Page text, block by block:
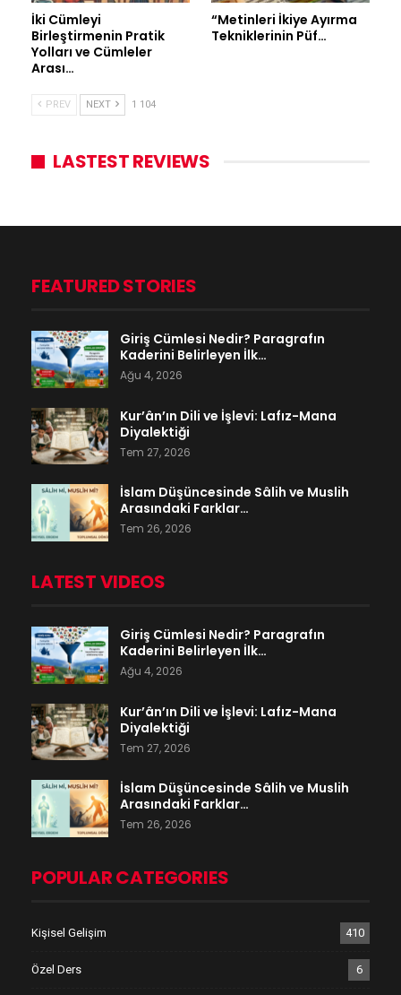
İki Cümleyi
Birleştirmenin Pratik
Yolları ve Cümleler
Arası…
“Metinleri İkiye Ayırma
Tekniklerinin Püf…
PREV NEXT 1 104
LASTEST REVIEWS
FEATURED STORIES
Giriş Cümlesi Nedir? Paragrafın
Kaderini Belirleyen İlk…
Ağu 4, 2026
Kur’ân’ın Dili ve İşlevi: Lafız-Mana
Diyalektiği
Tem 27, 2026
İslam Düşüncesinde Sâlih ve Muslih
Arasındaki Farklar…
Tem 26, 2026
LATEST VIDEOS
Giriş Cümlesi Nedir? Paragrafın
Kaderini Belirleyen İlk…
Ağu 4, 2026
Kur’ân’ın Dili ve İşlevi: Lafız-Mana
Diyalektiği
Tem 27, 2026
İslam Düşüncesinde Sâlih ve Muslih
Arasındaki Farklar…
Tem 26, 2026
POPULAR CATEGORIES
Kişisel Gelişim 410
Özel Ders 6